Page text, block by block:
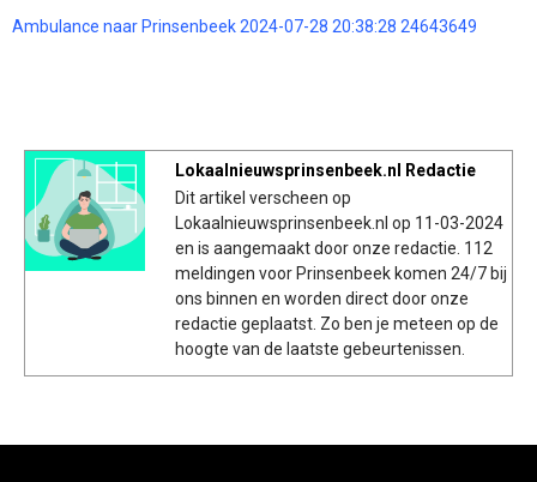
Ambulance naar Prinsenbeek 2024-07-28 20:38:28 24643649
Lokaalnieuwsprinsenbeek.nl Redactie
Dit artikel verscheen op
Lokaalnieuwsprinsenbeek.nl op 11-03-2024
en is aangemaakt door onze redactie. 112
meldingen voor Prinsenbeek komen 24/7 bij
ons binnen en worden direct door onze
redactie geplaatst. Zo ben je meteen op de
hoogte van de laatste gebeurtenissen.